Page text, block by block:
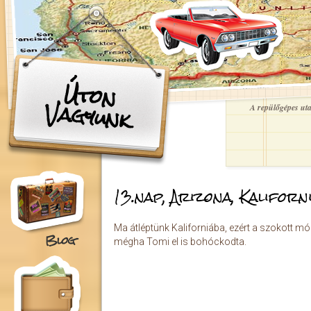
Ugrás a tartalomra
Úton
Vagyunk A repülőgépes
Blog
13.nap, Arizona,
Ma átléptünk Kaliforniába, ezért a szokott
mégha Tomi el is bohóckodta.